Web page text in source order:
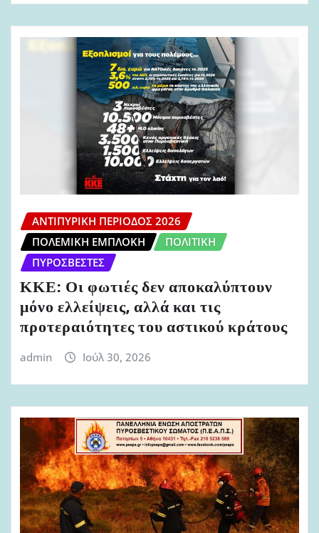
ΑΝΤΙΠΥΡΙΚΉ ΠΕΡΊΟΔΟΣ 2026
ΠΟΛΕΜΙΚΉ ΕΜΠΛΟΚΉ
ΠΟΛΙΤΙΚΉ
ΠΥΡΟΣΒΈΣΤΕΣ
ΚΚΕ: Οι φωτιές δεν αποκαλύπτουν
μόνο ελλείψεις, αλλά και τις
προτεραιότητες του αστικού κράτους
admin Ιούλ 30, 2026